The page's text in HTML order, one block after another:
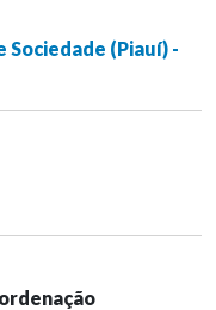
(Piauí) -